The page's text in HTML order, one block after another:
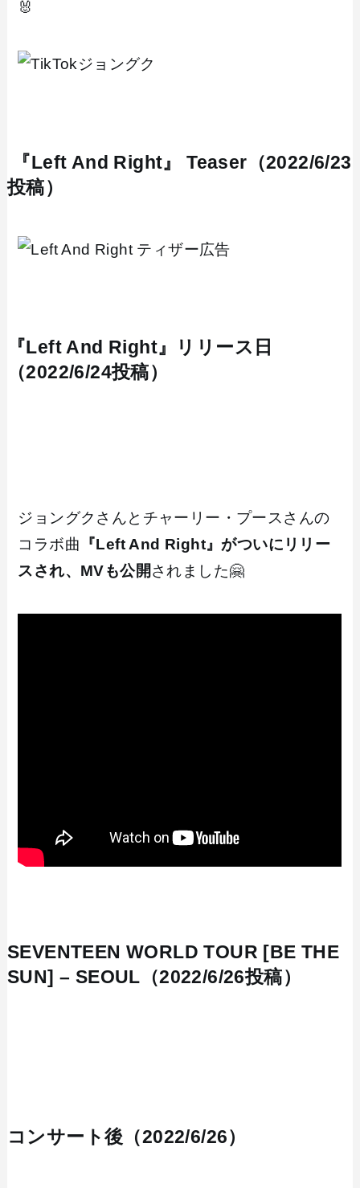
🐰
『Left And Right』 Teaser（2022/6/23
投稿）
『Left And Right』リリース日
（2022/6/24投稿）
ジョングクさんとチャーリー・プースさんの
コラボ曲 『Left And Right』がついにリリー
スされ、MVも公開されました🤗
SEVENTEEN WORLD TOUR [BE THE
SUN] – SEOUL（2022/6/26投稿）
コンサート後（2022/6/26）